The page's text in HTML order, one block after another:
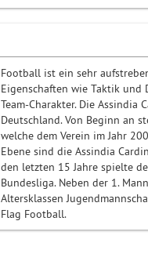
Football ist ein sehr
Eigenschaften wie Taktik
Team-Charakter. Die
Deutschland. Von Beginn an
welche dem Verein im Jahr
Ebene sind die Assindia
den letzten 15 Jahre spielte
Bundesliga. Neben der 1.
Altersklassen
Flag Football.